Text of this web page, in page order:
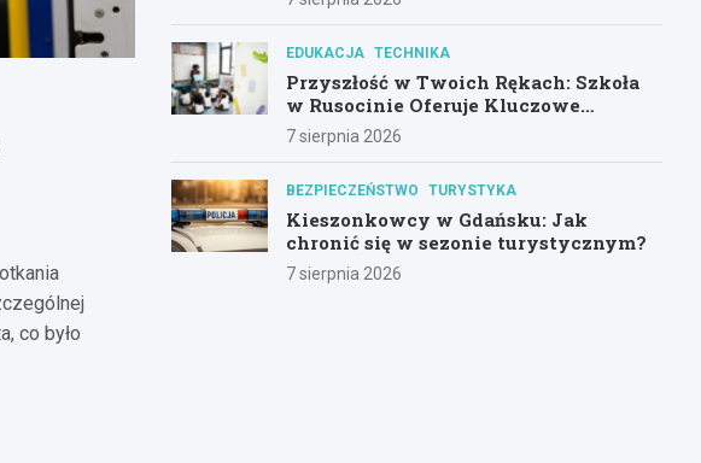
co było
EDUKACJA TECHNIKA
Przyszłość w Twoich Rękach: Szkoła
w Rusocinie Oferuje Kluczowe
Umiejętności
7 sierpnia 2026
BEZPIECZEŃSTWO TURYSTYKA
Kieszonkowcy w Gdańsku: Jak
chronić się w sezonie turystycznym?
7 sierpnia 2026